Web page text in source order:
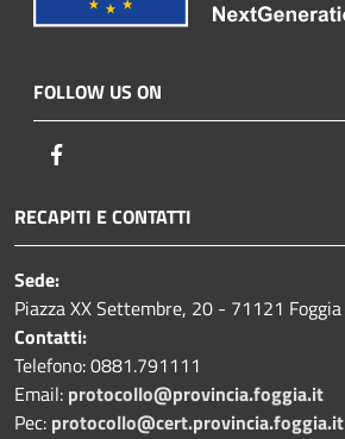
FOLLOW US ON
RECAPITI E CONTATTI
Sede:
Piazza XX Settembre, 20 - 71121 Foggia
Contatti:
Telefono: 0881.791111
Email: protocollo@provincia.foggia.it
Pec: protocollo@cert.provincia.foggia.it